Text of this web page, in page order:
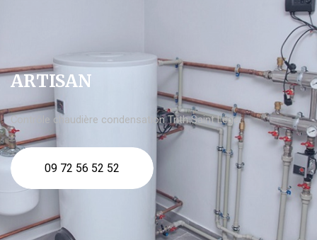
ARTISAN
Contrôle chaudière condensation Trith Saint Léger
09 72 56 52 52